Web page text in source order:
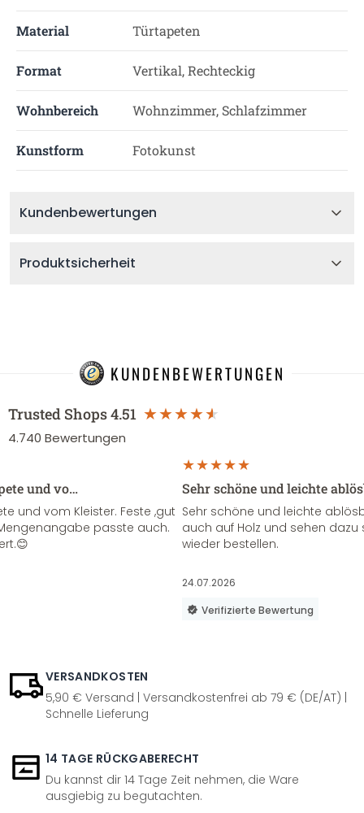
Material Türtapeten
Format Vertikal, Rechteckig
Wohnbereich Wohnzimmer, Schlafzimmer
Kunstform Fotokunst
Kundenbewertungen
Produktsicherheit
KUNDENBEWERTUNGEN
Trusted Shops4.51
4.740 Bewertungen
und vo…
und vom Kleister. Feste ,gut
passte auch.
Sehr schöne und leichte
Sehr schöne und leichte
auch auf Holz und sehen
wieder bestellen.
24.07.2026
Verifizierte Bewertung
VERSANDKOSTEN
5,90 € Versand | Versandkostenfrei ab 79 € (DE/AT) |
Schnelle Lieferung
14 TAGE RÜCKGABERECHT
Du kannst dir 14 Tage Zeit nehmen, die Ware
ausgiebig zu begutachten.